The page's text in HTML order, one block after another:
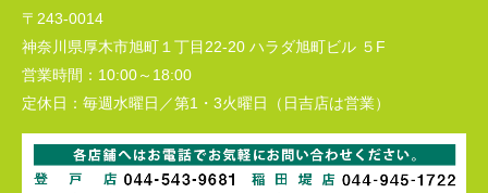
〒243-0014
神奈川県厚木市旭町１丁目22-20 ハラダ旭町ビル ５F
営業時間： 10:00～18:00
定休日： 毎週水曜日／第1・3火曜日（日吉店は営業）